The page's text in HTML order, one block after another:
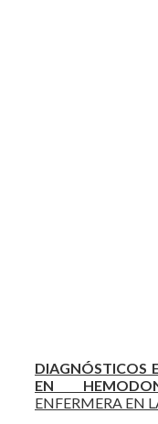
DIAGNÓSTICOS
EN
ENFERMERA EN